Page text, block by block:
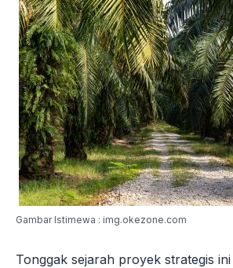
Gambar Istimewa : img.okezone.com
Tonggak sejarah proyek strategis